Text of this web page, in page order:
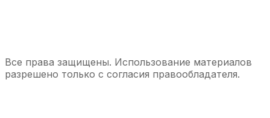
Все права защищены. Использование материалов
разрешено только с согласия правообладателя.